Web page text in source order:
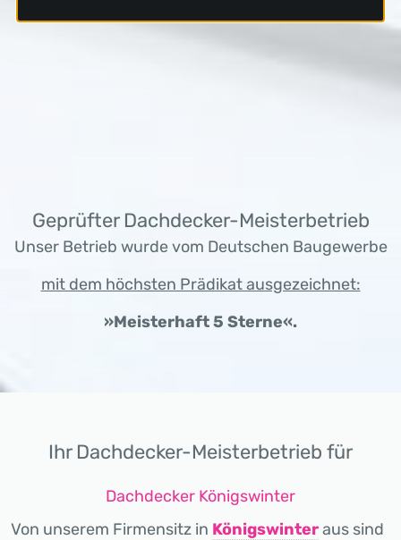
Geprüfter Dachdecker-Meisterbetrieb
Unser Betrieb wurde vom Deutschen Baugewerbe
mit dem höchsten Prädikat ausgezeichnet:
»Meisterhaft 5 Sterne«.
Ihr Dachdecker-Meisterbetrieb für
Dachdecker Königswinter
Von unserem Firmensitz in Königswinteraus sind